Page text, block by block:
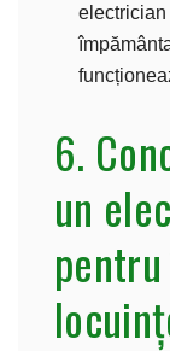
electrician
6.
un